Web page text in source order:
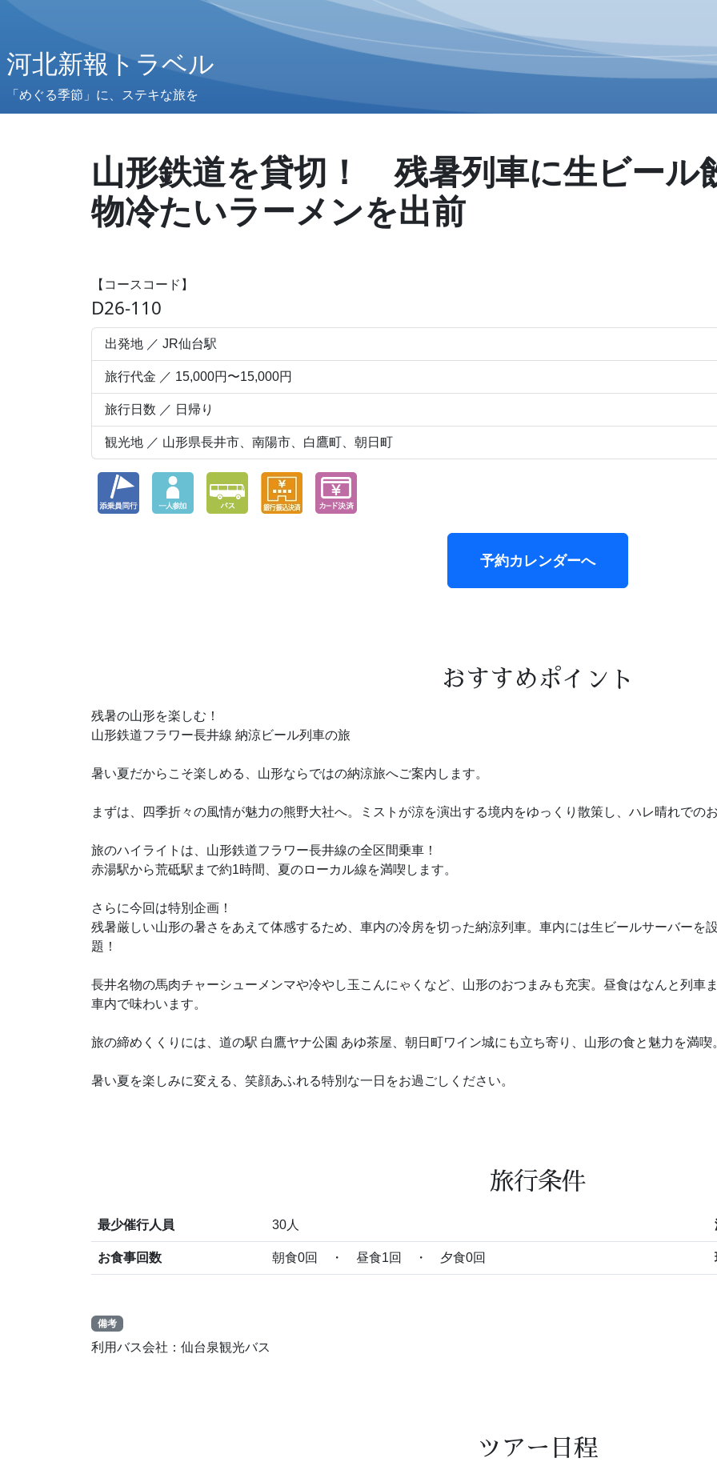
河北新報トラベル
「めぐる季節」に、ステキな旅を
山形鉄道を貸切！ 残暑列車に生ビール
物冷たいラーメンを出前
【コースコード】
D26-110
出発地 ／ JR仙台駅
旅行代金 ／ 15,000円〜15,000円
旅行日数 ／ 日帰り
観光地 ／ 山形県長井市、南陽市、白鷹町、朝日町
予約カレンダーへ
おすすめポイント
残暑の山形を楽しむ！
山形鉄道フラワー長井線 納涼ビール列車の旅
暑い夏だからこそ楽しめる、山形ならではの納涼旅へご案内します。
まずは、四季折々の風情が魅力の熊野大社へ。ミストが涼を演出する境内をゆっくり散策し、ハレ晴れでの
旅のハイライトは、山形鉄道フラワー長井線の全区間乗車！
赤湯駅から荒砥駅まで約1時間、夏のローカル線を満喫します。
さらに今回は特別企画！
残暑厳しい山形の暑さをあえて体感するため、車内の冷房を切った納涼列車。車内には生ビールサーバーを
題！
長井名物の馬肉チャーシューメンマや冷やし玉こんにゃくなど、山形のおつまみも充実。昼食はなんと列車
車内で味わいます。
旅の締めくくりには、道の駅 白鷹ヤナ公園 あゆ茶屋、朝日町ワイン城にも立ち寄り、山形の食と魅力を満喫
暑い夏を楽しみに変える、笑顔あふれる特別な一日をお過ごしください。
旅行条件
最少催行人員 30人
お食事回数 朝食0回 ・ 昼食1回 ・ 夕食0回
備考
利用バス会社：仙台泉観光バス
ツアー日程